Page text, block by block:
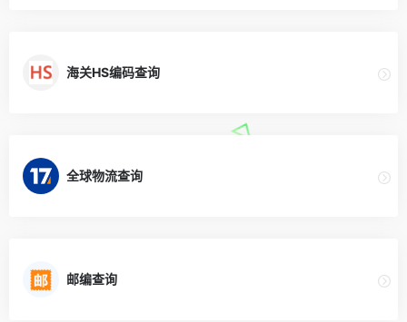
海关HS编码查询
全球物流查询
邮编查询